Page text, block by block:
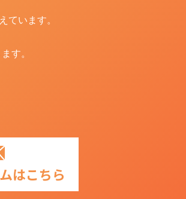
ています。
す。
はこちら